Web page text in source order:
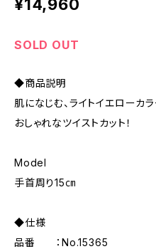
¥14,960
SOLD OUT
◆商品説明
肌になじむ、ライトイエローカラ
おしゃれなツイストカット！
Model
手首周り15㎝
◆仕様
品番 ：No.15365